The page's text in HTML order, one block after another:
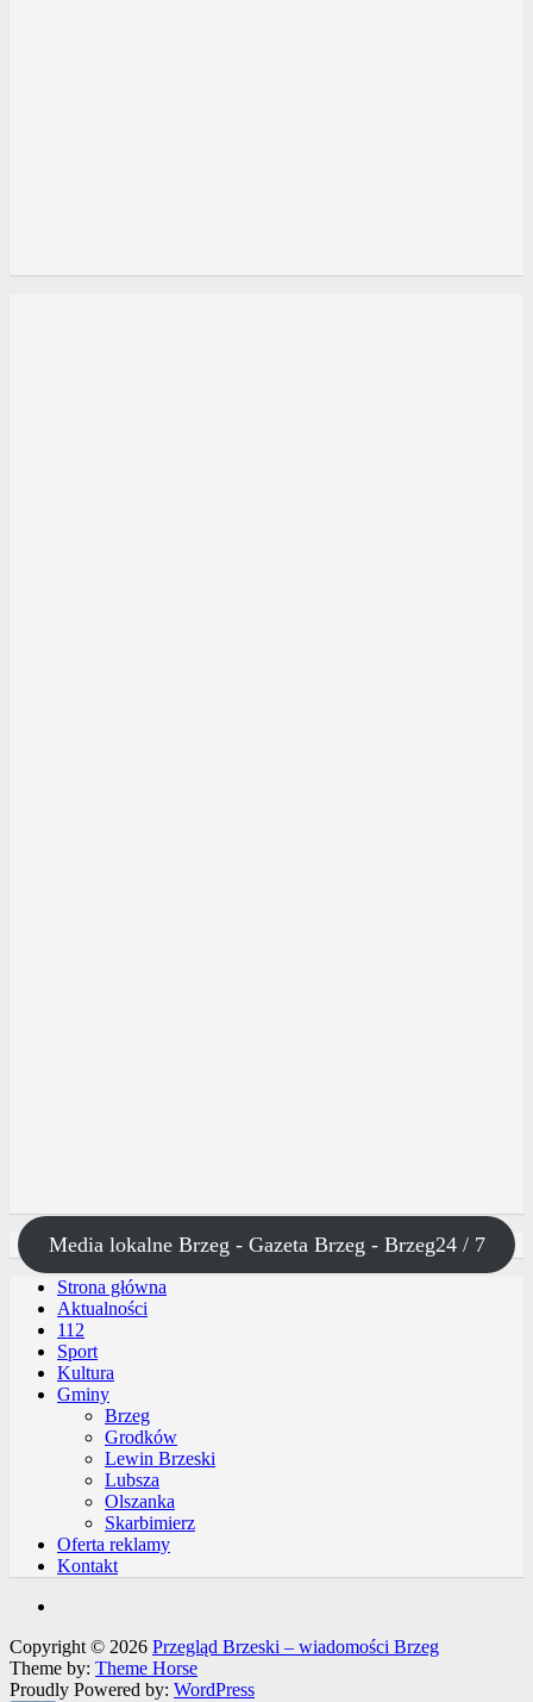
Media lokalne Brzeg - Gazeta Brzeg - Brzeg24 / 7
Strona główna
Aktualności
112
Sport
Kultura
Gminy
Brzeg
Grodków
Lewin Brzeski
Lubsza
Olszanka
Skarbimierz
Oferta reklamy
Kontakt
Copyright © 2026 Przegląd Brzeski – wiadomości Brzeg
Theme by: Theme Horse
Proudly Powered by: WordPress